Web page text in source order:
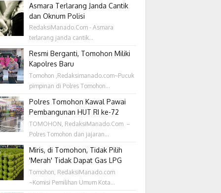
Asmara Terlarang Janda Cantik
dan Oknum Polisi
RedaksiManado.Com - Asmara
terlarang janda cantik...
Resmi Berganti, Tomohon Miliki
Kapolres Baru
Tomohon ,Redaksimanado.com~Pucuk
pimpinan di Polres Tomohon...
Polres Tomohon Kawal Pawai
Pembangunan HUT RI ke-72
TOMOHON, RedaksiManado.Com –
Polres Tomohon dan jajaran...
Miris, di Tomohon, Tidak Pilih
'Merah' Tidak Dapat Gas LPG
Tomohon, RedaksiManado.com
~Komisi Pemilihan Umum Kota...